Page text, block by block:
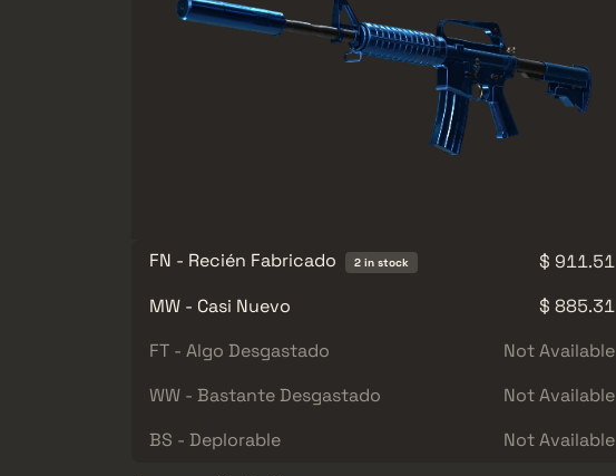
FN - Recién Fabricado 2 in stock
$ 911.51
MW - Casi Nuevo
$ 885.31
FT - Algo Desgastado
Not Available
WW - Bastante Desgastado
Not Available
BS - Deplorable
Not Available